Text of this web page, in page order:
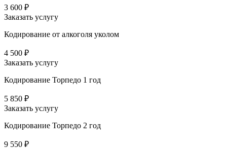
3 600 ₽
Заказать услугу
Кодирование от алкоголя уколом
4 500 ₽
Заказать услугу
Кодирование Торпедо 1 год
5 850 ₽
Заказать услугу
Кодирование Торпедо 2 год
9 550 ₽